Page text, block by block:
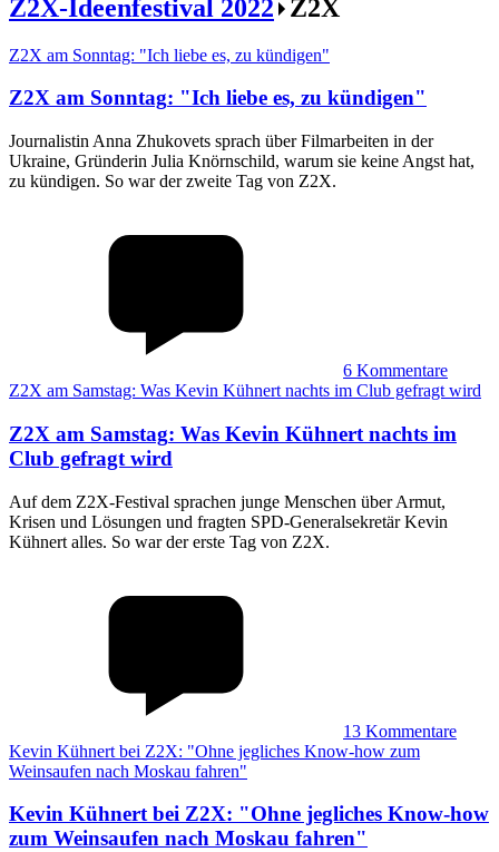
Z2X-Ideenfestival 2022 Z2X
Z2X am Sonntag: "Ich liebe es, zu kündigen"
Z2X am Sonntag: "Ich liebe es, zu kündigen"
Journalistin Anna Zhukovets sprach über Filmarbeiten in der
Ukraine, Gründerin Julia Knörnschild, warum sie keine Angst hat,
zu kündigen. So war der zweite Tag von Z2X.
6 Kommentare
Z2X am Samstag: Was Kevin Kühnert nachts im Club gefragt wird
Z2X am Samstag: Was Kevin Kühnert nachts im
Club gefragt wird
Auf dem Z2X-Festival sprachen junge Menschen über Armut,
Krisen und Lösungen und fragten SPD-Generalsekretär Kevin
Kühnert alles. So war der erste Tag von Z2X.
13 Kommentare
Kevin Kühnert bei Z2X: "Ohne jegliches Know-how zum
Weinsaufen nach Moskau fahren"
Kevin Kühnert bei Z2X: "Ohne jegliches Know-how
zum Weinsaufen nach Moskau fahren"